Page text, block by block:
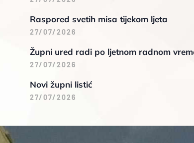
Raspored svetih misa tijekom ljeta
27/07/2026
Župni ured radi po ljetnom radnom
27/07/2026
Novi župni listić
27/07/2026